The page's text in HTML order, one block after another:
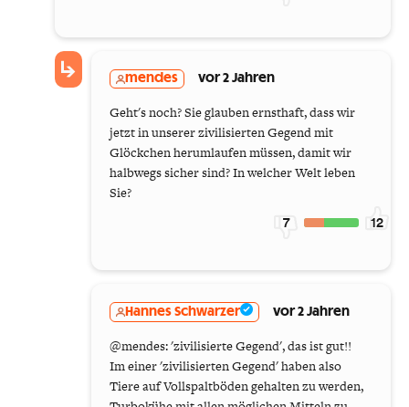
mendes vor 2 Jahren
Geht's noch? Sie glauben ernsthaft, dass wir
jetzt in unserer zivilisierten Gegend mit
Glöckchen herumlaufen müssen, damit wir
halbwegs sicher sind? In welcher Welt leben
Sie?
7 12
Hannes Schwarzer vor 2 Jahren
@mendes: 'zivilisierte Gegend', das ist gut!!
Im einer 'zivilisierten Gegend' haben also
Tiere auf Vollspaltböden gehalten zu werden,